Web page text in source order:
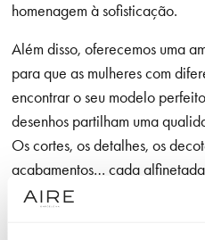
homenagem à sofisticação.
Além disso, oferecemos uma
para que as mulheres com
encontrar o seu modelo
desenhos partilham uma
Os cortes, os detalhes, os
acabamentos… cada
está destinada a que a mulher